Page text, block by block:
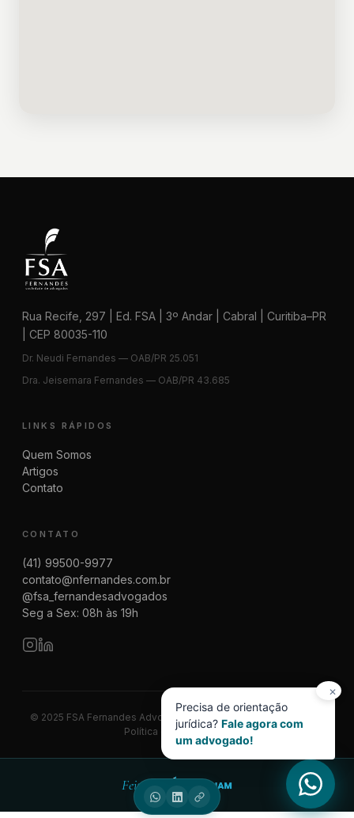
✕
Precisa de orientação
jurídica? Fale agora com
um advogado!
Rua Recife, 297 | Ed. FSA | 3º Andar | Cabral | Curitiba–PR
| CEP 80035-110
Dr. Neudi Fernandes — OAB/PR 25.051
Dra. Jeisemara Fernandes — OAB/PR 43.685
LINKS RÁPIDOS
Quem Somos
Artigos
Contato
CONTATO
(41) 99500-9977
contato@nfernandes.com.br
@fsa_fernandesadvogados
Seg a Sex: 08h às 19h
© 2025 FSA Fernandes Advogados | CNPJ 08.014.774/0001-83
Política de Privacidade
Feito por